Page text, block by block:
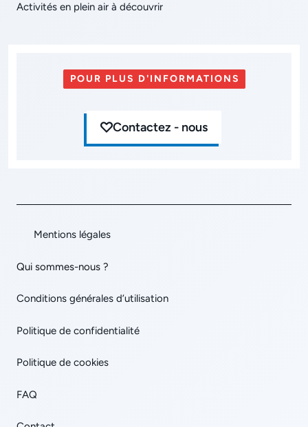
Activités en plein air à découvrir
POUR PLUS D'INFORMATIONS
Contactez - nous
Mentions légales
Qui sommes-nous ?
Conditions générales d’utilisation
Politique de confidentialité
Politique de cookies
FAQ